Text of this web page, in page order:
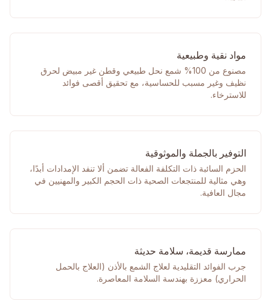
مواد نقية وطبيعية
مصنوع من 100% شمع نحل طبيعي وقطن غير مبيض لحرق
نظيف وغير مسبب للحساسية، مع تحقيق أقصى فوائد
للاسترخاء.
التوفير بالجملة والموثوقية
الحزم السائبة ذات التكلفة الفعالة تضمن ألا تنفد الإمدادات أبدًا،
وهي مثالية للمنتجعات الصحية ذات الحجم الكبير والمهنيين في
مجال العافية.
ممارسة قديمة، سلامة حديثة
جرب الفوائد التقليدية لعلاج الشمع بالأذن (العلاج بالحمل
الحراري) معززة بهندسة السلامة المعاصرة.